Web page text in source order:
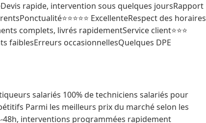
rapide, intervention sous quelques joursRapport
ExcellenteRespect des horaires
complets, livrés rapidementService client⭐⭐⭐
faiblesErreurs occasionnellesQuelques DPE
salariés 100% de techniciens salariés pour
Parmi les meilleurs prix du marché selon les
48h, interventions programmées rapidement